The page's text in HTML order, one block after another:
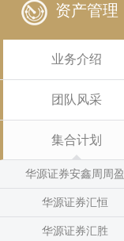
资产管理
业务介绍
团队风采
集合计划
华源证券安鑫周周盈
华源证券汇恒
华源证券汇胜